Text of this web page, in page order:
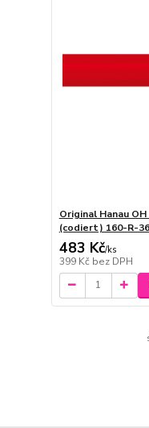
Original Hanau
(codiert) 160-R-
483 Kč/ks
399 Kč bez DPH